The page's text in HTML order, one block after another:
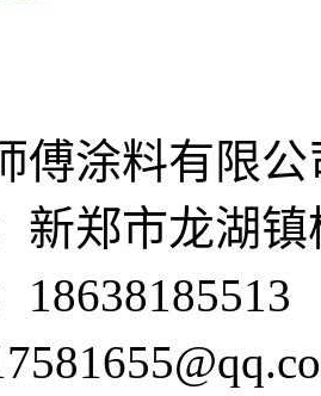
傅涂料有限公
新郑市龙湖
18638185513